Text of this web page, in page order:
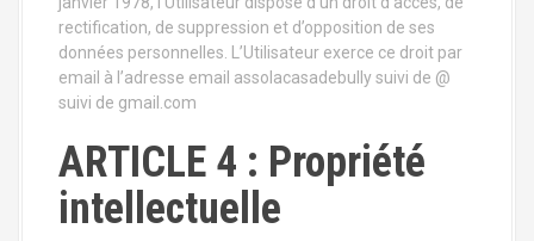
rectification, de suppression et d’opposition de ses
données personnelles. L’Utilisateur exerce ce droit par
email à l’adresse email assolacasadebully suivi de @
suivi de gmail.com
ARTICLE 4 : Propriété
intellectuelle